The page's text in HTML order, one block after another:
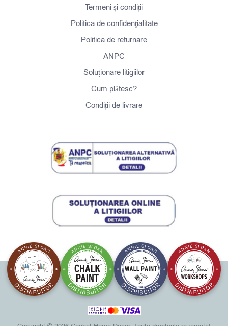
Termeni și condiții
Politica de confidenţialitate
Politica de returnare
ANPC
Soluționare litigiilor
Cum plătesc?
Condiții de livrare